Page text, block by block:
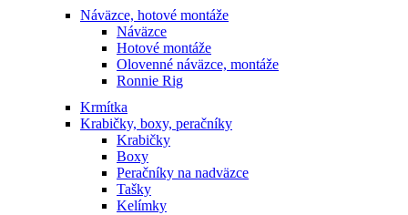
Náväzce, hotové montáže
Náväzce
Hotové montáže
Olovenné náväzce, montáže
Ronnie Rig
Krmítka
Krabičky, boxy, peračníky
Krabičky
Boxy
Peračníky na nadväzce
Tašky
Kelímky